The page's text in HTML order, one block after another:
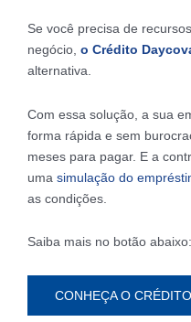
Se você precisa de
negócio, o Crédito
alternativa.
Com essa solução, a sua
forma rápida e sem
meses para pagar. E a
uma simulação do
as condições.
Saiba mais no botão abaixo:
CONHEÇA O